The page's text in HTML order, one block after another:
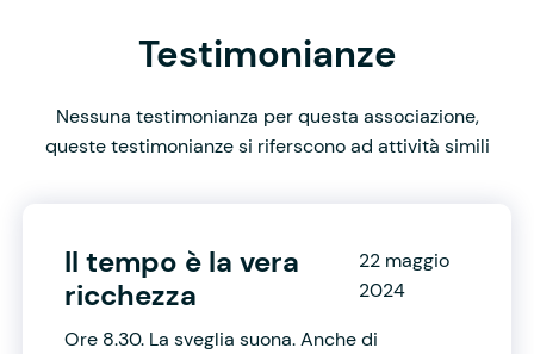
Testimonianze
Nessuna testimonianza per questa associazione,
queste testimonianze si riferscono ad attività simili
Il tempo è la vera
ricchezza
22 maggio
2024
Ore 8.30. La sveglia suona. Anche di